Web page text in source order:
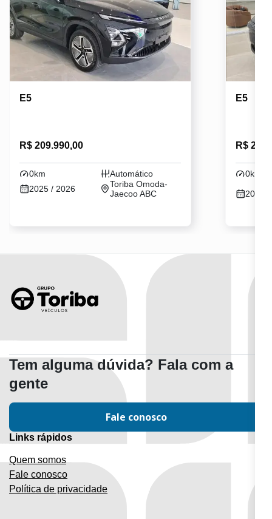
E5
R$ 209.990,00
0km
Automático
2025 / 2026
Toriba Omoda-
Jaecoo ABC
E5
R$
0km
2025 /
Tem alguma dúvida? Fala com a
gente
Fale conosco
Links rápidos
Quem somos
Fale conosco
Política de privacidade